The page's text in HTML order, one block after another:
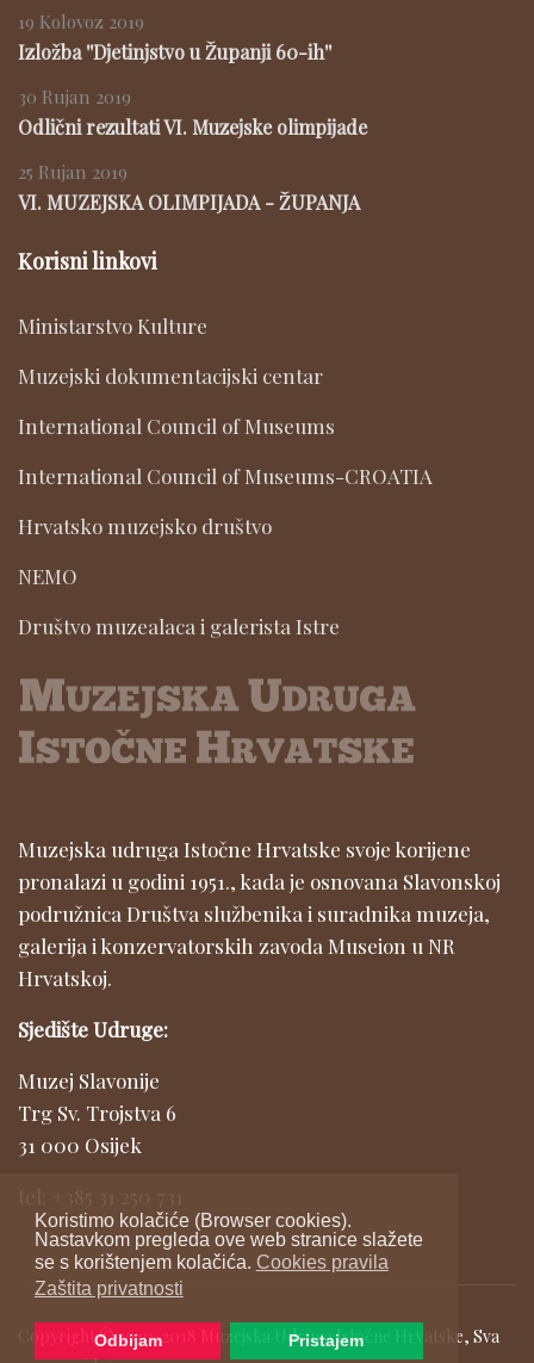
Koristimo kolačiće (Browser cookies).
Nastavkom pregleda ove web stranice slažete
se s korištenjem kolačića. Cookies pravila
Zaštita privatnosti
Odbijam Pristajem
19 Kolovoz 2019
Izložba ''Djetinjstvo u Županji 60-ih''
30 Rujan 2019
Odlični rezultati VI. Muzejske olimpijade
25 Rujan 2019
VI. MUZEJSKA OLIMPIJADA - ŽUPANJA
Korisni linkovi
Ministarstvo Kulture
Muzejski dokumentacijski centar
International Council of Museums
International Council of Museums-CROATIA
Hrvatsko muzejsko društvo
NEMO
Društvo muzealaca i galerista Istre
Muzejska udruga Istočne Hrvatske svoje korijene
pronalazi u godini 1951., kada je osnovana Slavonskoj
podružnica Društva službenika i suradnika muzeja,
galerija i konzervatorskih zavoda Museion u NR
Hrvatskoj.
Sjedište Udruge:
Muzej Slavonije
Trg Sv. Trojstva 6
31 000 Osijek
Copyright © 2010-2018 Muzejska Udruga Istočne Hrvatske, Sva